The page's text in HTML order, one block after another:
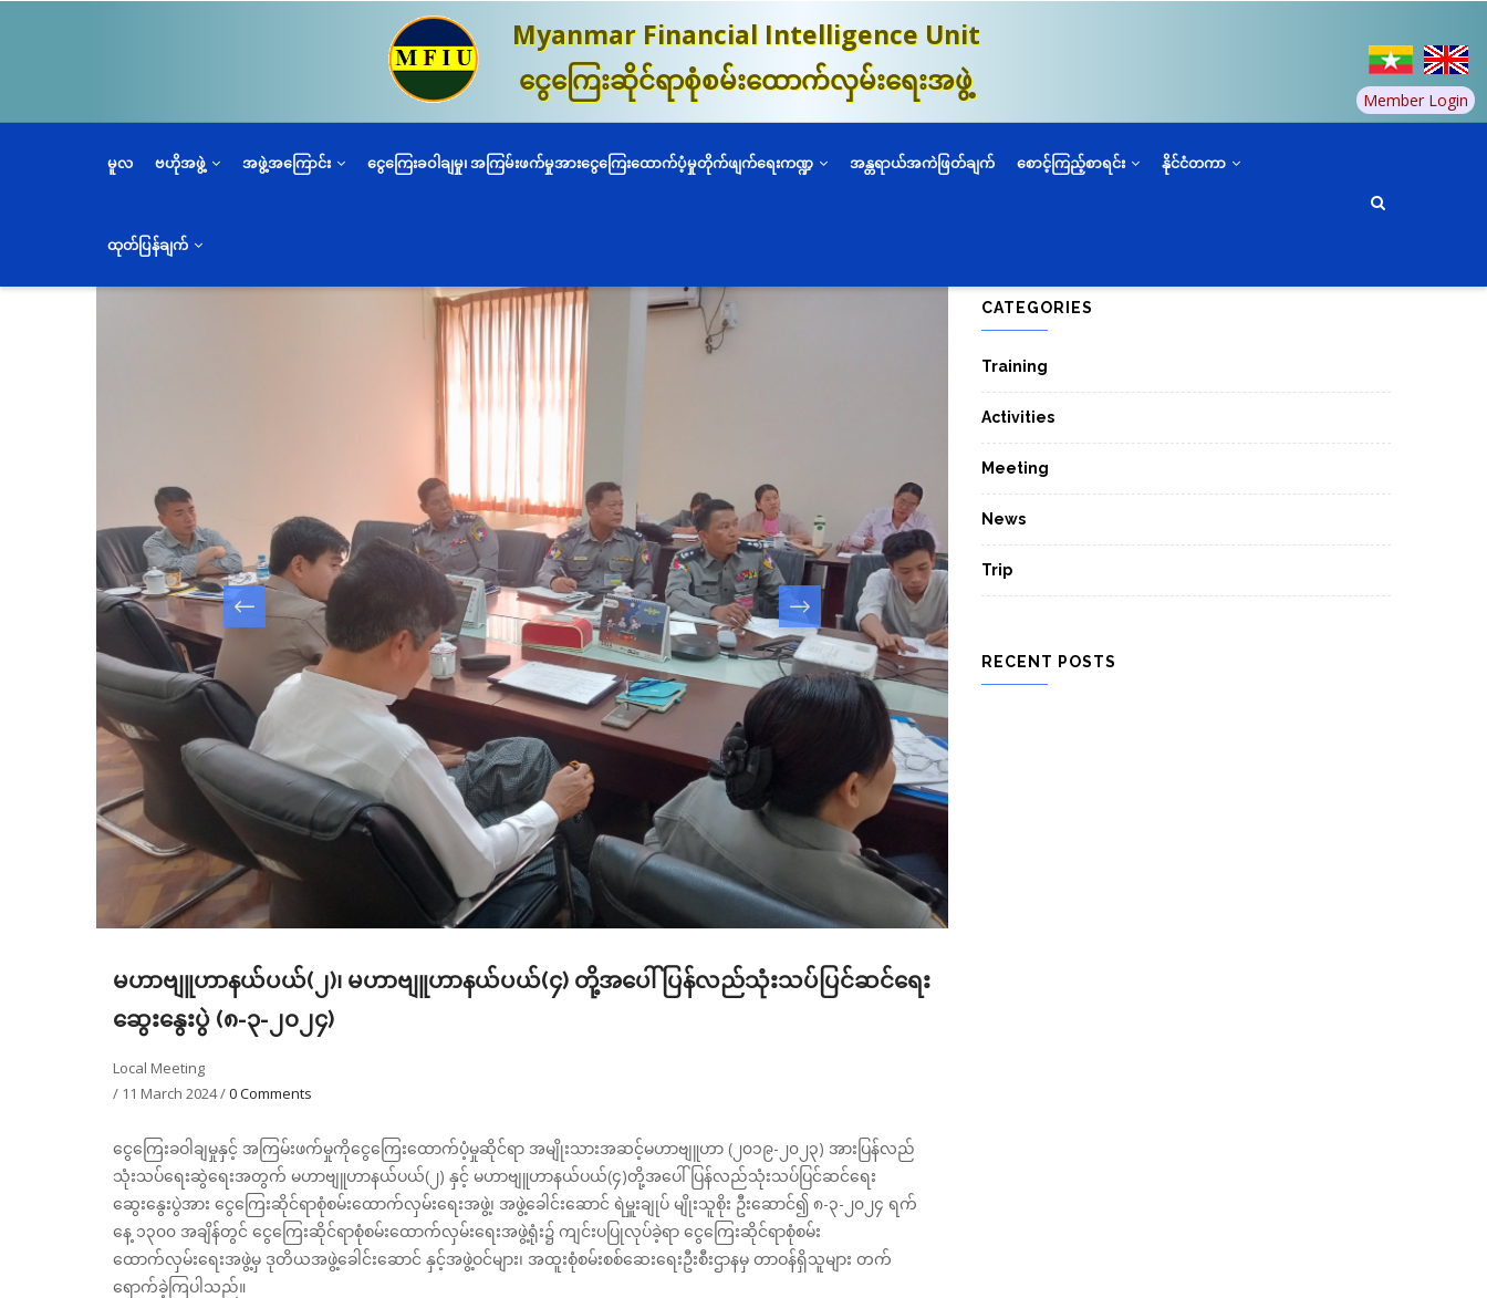
မည်
Myanmar Financial Intelligence Unit
ငွေကြေးဆိုင်ရာစုံစမ်းထောက်လှမ်းရေးအဖွဲ့
Member Login
မူလ ဗဟိုအဖွဲ့ အဖွဲ့အကြောင်း ငွေကြေးခဝါချမှု၊ အကြမ်းဖက်မှုအားငွေကြေးထောက်ပံ့မှုတိုက်ဖျက်ရေးကဏ္ဍ အန္တရာယ်အကဲဖြတ်ချက် စောင့်ကြည့်စာရင်း နိုင်ငံတကာ
ထုတ်ပြန်ချက်
မဟာဗျူဟာနယ်ပယ်(၂)၊ မဟာဗျူဟာနယ်ပယ်(၄) တို့အပေါ် ပြန်လည်သုံးသပ်ပြင်ဆင်ရေး
ဆွေးနွေးပွဲ (၈-၃-၂၀၂၄)
Local Meeting
/ 11 March 2024/0 Comments
ငွေကြေးခဝါချမှုနှင့် အကြမ်းဖက်မှုကိုငွေကြေးထောက်ပံ့မှုဆိုင်ရာ အမျိုးသားအဆင့်မဟာဗျူဟာ (၂၀၁၉-၂၀၂၃) အားပြန်လည်
သုံးသပ်ရေးဆွဲရေးအတွက် မဟာဗျူဟာနယ်ပယ်(၂) နှင့် မဟာဗျူဟာနယ်ပယ်(၄)တို့အပေါ် ပြန်လည်သုံးသပ်ပြင်ဆင်ရေး
ဆွေးနွေးပွဲအား ငွေကြေးဆိုင်ရာစုံစမ်းထောက်လှမ်းရေးအဖွဲ့၊ အဖွဲ့ခေါင်းဆောင် ရဲမှူးချုပ် မျိုးသူစိုး ဦးဆောင်၍ ၈-၃-၂၀၂၄ ရက်
နေ့ ၁၃၀၀ အချိန်တွင် ငွေကြေးဆိုင်ရာစုံစမ်းထောက်လှမ်းရေးအဖွဲ့ရုံး၌ ကျင်းပပြုလုပ်ခဲ့ရာ ငွေကြေးဆိုင်ရာစုံစမ်း
ထောက်လှမ်းရေးအဖွဲ့မှ ဒုတိယအဖွဲ့ခေါင်းဆောင် နှင့်အဖွဲ့ဝင်များ၊ အထူးစုံစမ်းစစ်ဆေးရေးဦးစီးဌာနမှ တာဝန်ရှိသူများ တက်
ရောက်ခဲ့ကြပါသည်။
CATEGORIES
Training
Activities
Meeting
News
Trip
RECENT POSTS